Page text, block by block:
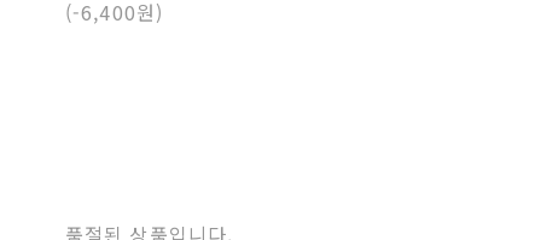
(-6,400원)
품절된 상품입니다.